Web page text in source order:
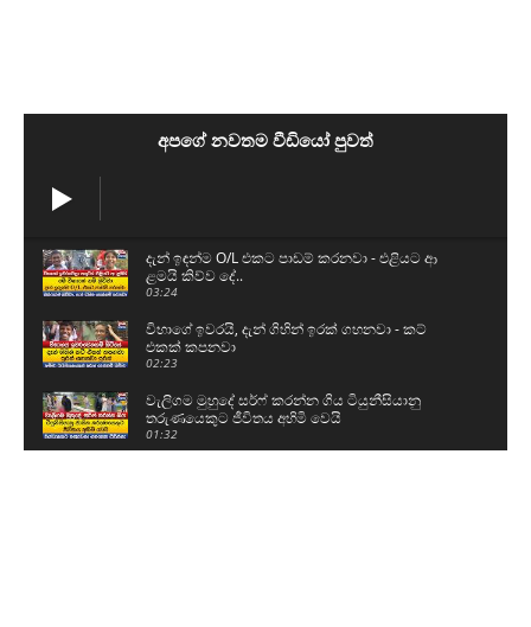
අපගේ නවතම වීඩියෝ පුවත්
දැන් ඉඳන්ම O/L එකට පාඩම් කරනවා - එළියට ආ
ළමයි කිව්ව දේ..
03:24
විභාගේ ඉවරයි, දැන් ගිහින් ඉරක් ගහනවා - කට්
එකක් කපනවා
02:23
වැලිගම මුහුදේ සර්ෆ් කරන්න ගිය ටියුනීසියානු
තරුණයෙකුට ජීවිතය අහිමි වෙයි
01:32